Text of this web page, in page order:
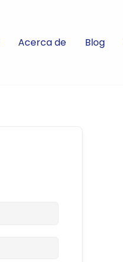
Acerca de Blog